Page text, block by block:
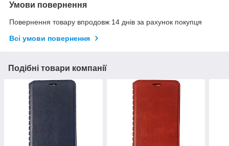
Умови повернення
Повернення товару впродовж 14 днів за рахунок покупця
Всі умови повернення
Подібні товари компанії